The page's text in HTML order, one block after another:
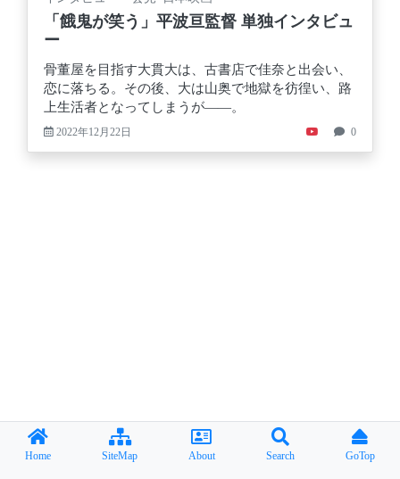
「餓鬼が笑う」平波亘監督 単独インタビュ
ー
骨董屋を目指す大貫大は、古書店で佳奈と出会い、
恋に落ちる。その後、大は山奥で地獄を彷徨い、路
上生活者となってしまうが――。
2022年12月22日 0
Home SiteMap About Search GoTop